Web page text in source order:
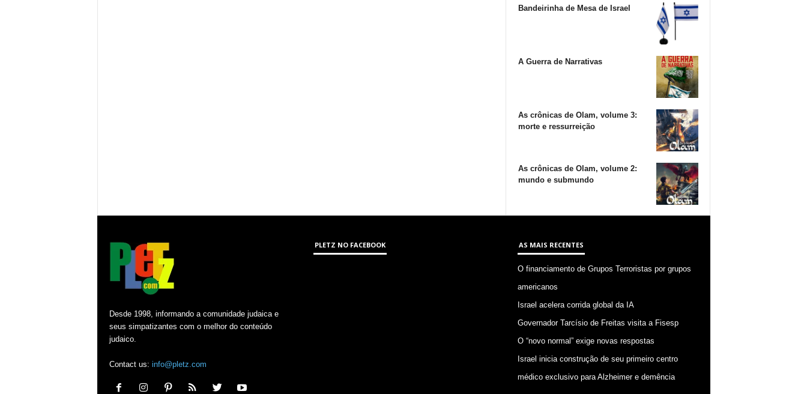
Bandeirinha de Mesa de Israel
A Guerra de Narrativas
As crônicas de Olam, volume 3:
morte e ressurreição
As crônicas de Olam, volume 2:
mundo e submundo
Desde 1998, informando a comunidade judaica e
seus simpatizantes com o melhor do conteúdo
judaico.
Contact us: info@pletz.com
PLETZ NO FACEBOOK AS MAIS RECENTES
O financiamento de Grupos Terroristas por grupos
americanos
Israel acelera corrida global da IA
Governador Tarcísio de Freitas visita a Fisesp
O “novo normal” exige novas respostas
Israel inicia construção de seu primeiro centro
médico exclusivo para Alzheimer e demência